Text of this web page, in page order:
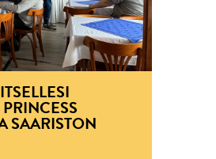
SAARISTON